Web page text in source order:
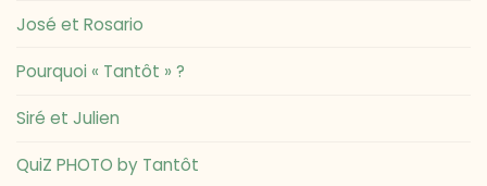
José et Rosario
Pourquoi « Tantôt » ?
Siré et Julien
QuiZ PHOTO by Tantôt